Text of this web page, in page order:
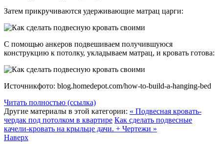
Затем прикручиваются удерживающие матрац царги:
С помощью анкеров подвешиваем получившуюся
конструкцию к потолку, укладываем матрац, и кровать готова:
Источникфото: blog.homedepot.com/how-to-build-a-hanging-bed
Читать полностью (ссылка)
Другие материалы в этой категории: « Подвесная кровать-
чердак под потолком в квартире Как сделать подвесные
качели-кровать на крыльце дачи. + Чертежи »
Наверх